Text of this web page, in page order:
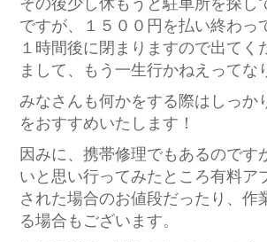
その後少し休もうと駐車所を探し
ですが、１５００円を払い終わっ
１時間後に閉まりますので出てく
まして、もう一生行かねえってな
みなさんも何かをする際はしっか
をおすすめいたします！
因みに、携帯修理でもあるのです
いと思い行ってみたところ有料ア
された場合のお値段だったり、作
る場合もございます。